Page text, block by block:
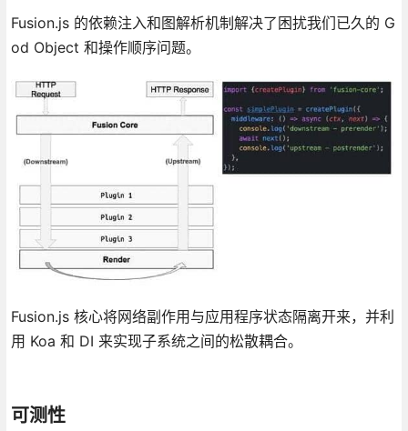
Fusion.js 的依赖注入和图解析机制解决了困扰我们已久的 G
od Object 和操作顺序问题。
Fusion.js 核心将网络副作用与应用程序状态隔离开来，并利
用 Koa 和 DI 来实现子系统之间的松散耦合。
可测性